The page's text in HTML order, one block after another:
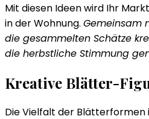
Mit diesen Ideen wird Ihr
in der Wohnung. Gemeinsam
die gesammelten Schätze
die herbstliche Stimmung
Kreative Blätter-
Die Vielfalt der Blätterformen